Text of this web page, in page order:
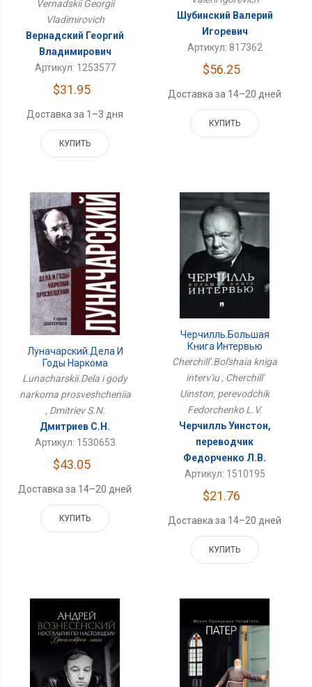
Vernadskii Georgii
Vladimirovich
Вернадский Георгий
Владимирович
Артикул: 1253577
$31.95
Доставка за 1–3 дня
КУПИТЬ
Шубинский Валерий
Игоревич
Артикул: 817362
$56.25
Доставка за 14–20 дней
КУПИТЬ
Луначарский.Дела И
Годы Наркома
Просвещения
Lunacharskii.Dela i gody
narkoma prosveshcheniia
, Dmitriev S.N.
Дмитриев С.Н.
Артикул: 1530653
$43.05
Доставка за 14–20 дней
КУПИТЬ
Черчилль.Большая
Книга Интервью
Cherchill'.Bol'shaia kniga
interv'iu , Cherchill'
Uinston, perevodchik
Fedorchenko L.V.
Черчилль Уинстон,
переводчик
Федорченко Л.В.
Артикул: 1510195
$21.76
Доставка за 14–20 дней
КУПИТЬ